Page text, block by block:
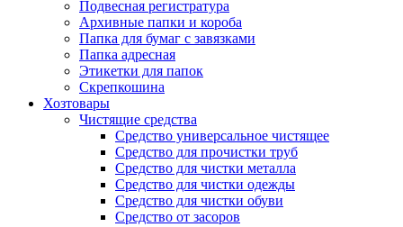
Подвесная регистратура
Архивные папки и короба
Папка для бумаг с завязками
Папка адресная
Этикетки для папок
Скрепкошина
Хозтовары
Чистящие средства
Средство универсальное чистящее
Средство для прочистки труб
Средство для чистки металла
Средство для чистки одежды
Средство для чистки обуви
Средство от засоров